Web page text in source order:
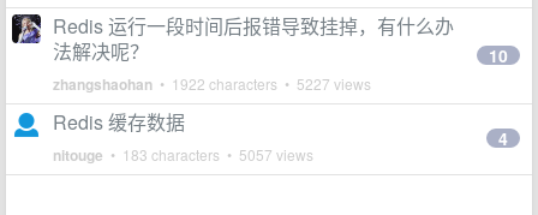
Redis 运行一段时间后报错导致挂掉，有什么办
法解决呢？
zhangshaohan • 1922 characters • 5227 views
10
Redis 缓存数据
nitouge • 183 characters • 5057 views
4